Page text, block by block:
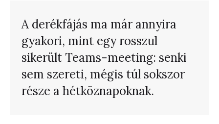
A derékfájás ma már annyira
gyakori, mint egy rosszul
sikerült Teams-meeting: senki
sem szereti, mégis túl sokszor
része a hétköznapoknak.